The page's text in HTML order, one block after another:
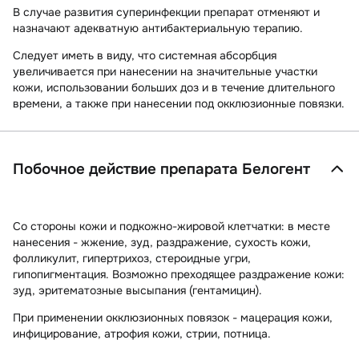
В случае развития суперинфекции препарат отменяют и
назначают адекватную антибактериальную терапию.
Следует иметь в виду, что системная абсорбция
увеличивается при нанесении на значительные участки
кожи, использовании больших доз и в течение длительного
времени, а также при нанесении под окклюзионные повязки.
Побочное действие препарата Белогент
Со стороны кожи и подкожно-жировой клетчатки: в месте
нанесения - жжение, зуд, раздражение, сухость кожи,
фолликулит, гипертрихоз, стероидные угри,
гипопигментация. Возможно преходящее раздражение кожи:
зуд, эритематозные высыпания (гентамицин).
При применении окклюзионных повязок - мацерация кожи,
инфицирование, атрофия кожи, стрии, потница.